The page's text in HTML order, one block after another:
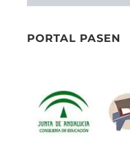
PORTAL SÉNECA